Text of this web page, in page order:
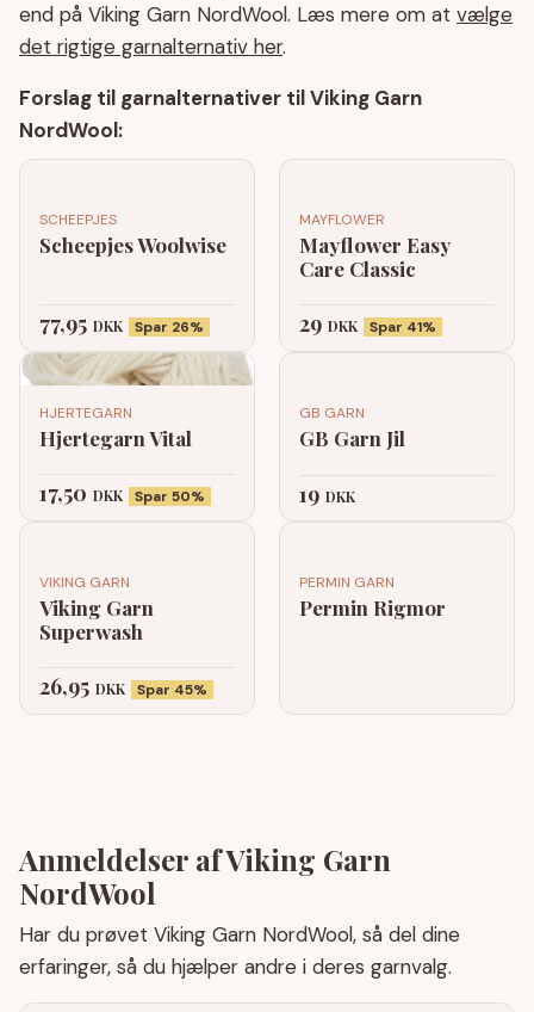
end på Viking Garn NordWool. Læs mere om at vælge
det rigtige garnalternativ her.
Forslag til garnalternativer til Viking Garn
NordWool:
SCHEEPJES
Scheepjes Woolwise
77,95 DKK Spar 26%
MAYFLOWER
Mayflower Easy
Care Classic
29 DKK Spar 41%
HJERTEGARN
Hjertegarn Vital
17,50 DKK Spar 50%
GB GARN
GB Garn Jil
19 DKK
VIKING GARN
Viking Garn
Superwash
26,95 DKK Spar 45%
PERMIN GARN
Permin Rigmor
Anmeldelser af Viking Garn
NordWool
Har du prøvet Viking Garn NordWool, så del dine
erfaringer, så du hjælper andre i deres garnvalg.